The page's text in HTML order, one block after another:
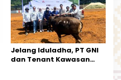
Jelang Iduladha, PT GNI
dan Tenant Kawasan